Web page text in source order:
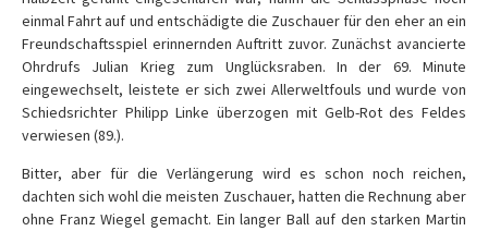
einmal Fahrt auf und entschädigte die Zuschauer für den eher an ein
Freundschaftsspiel erinnernden Auftritt zuvor. Zunächst avancierte
Ohrdrufs Julian Krieg zum Unglücksraben. In der 69. Minute
eingewechselt, leistete er sich zwei Allerweltfouls und wurde von
Schiedsrichter Philipp Linke überzogen mit Gelb-Rot des Feldes
verwiesen (89.).
Bitter, aber für die Verlängerung wird es schon noch reichen,
dachten sich wohl die meisten Zuschauer, hatten die Rechnung aber
ohne Franz Wiegel gemacht. Ein langer Ball auf den starken Martin